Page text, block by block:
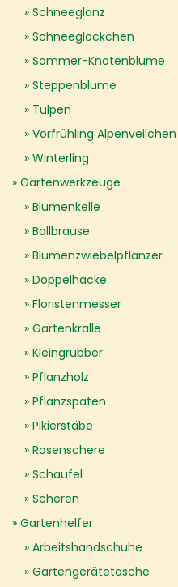
Schneeglanz
Schneeglöckchen
Sommer-Knotenblume
Steppenblume
Tulpen
Vorfrühling Alpenveilchen
Winterling
Gartenwerkzeuge
Blumenkelle
Ballbrause
Blumenzwiebelpflanzer
Doppelhacke
Floristenmesser
Gartenkralle
Kleingrubber
Pflanzholz
Pflanzspaten
Pikierstäbe
Rosenschere
Schaufel
Scheren
Gartenhelfer
Arbeitshandschuhe
Gartengerätetasche